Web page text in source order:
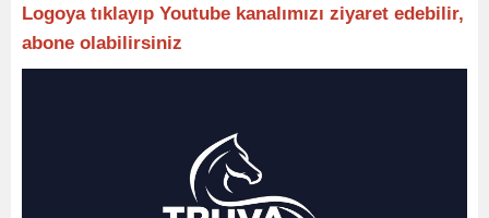
Logoya tıklayıp Youtube kanalımızı ziyaret edebilir,
abone olabilirsiniz